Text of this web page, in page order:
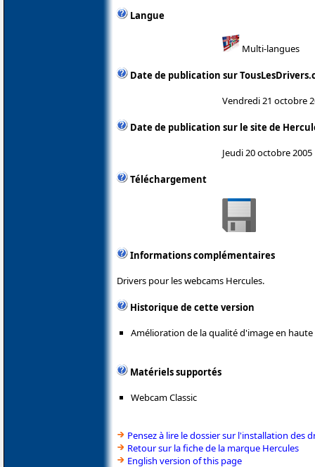
Langue
Multi-langues
Date de publication sur
Vendredi 21 octobre
Date de publication sur le site de
Jeudi 20 octobre 2005
Téléchargement
Informations complémentaires
Drivers pour les webcams Hercules.
Historique de cette version
Amélioration de la qualité d'image en
Matériels supportés
Webcam Classic
Pensez à lire le dossier sur l'installation des
Retour sur la fiche de la marque Hercules
English version of this page